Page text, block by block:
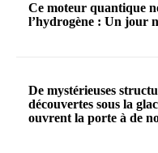
Ce moteur quantique
l’hydrogène : Un jour
De mystérieuses
découvertes sous la
ouvrent la porte à de